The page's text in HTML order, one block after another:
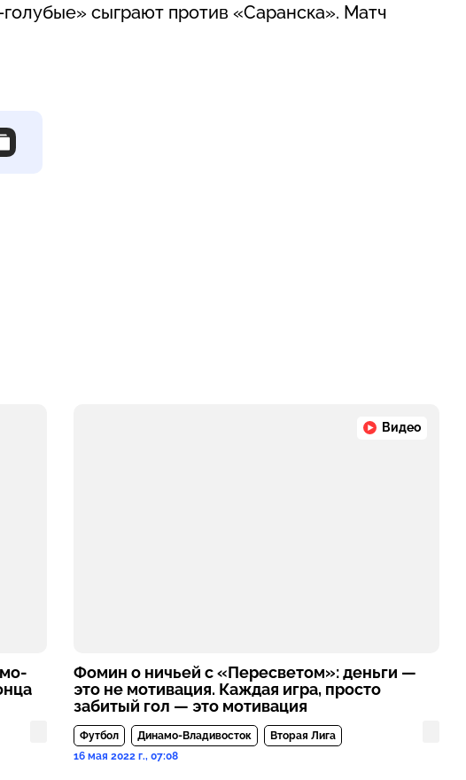
сыграют против «Саранска». Матч
Видео
Фомин о ничьей с «Пересветом»: деньги —
это не мотивация. Каждая игра, просто
забитый гол — это мотивация
Футбол Динамо-Владивосток
Вторая Лига
16 мая 2022 г., 07:08